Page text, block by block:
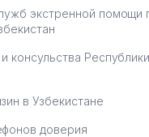
GROUP ООО
STAR ООО
MASLAHATI
экстренной помощи
консульства
в Узбекистане
доверия